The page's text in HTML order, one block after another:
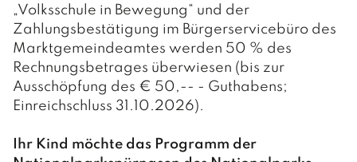
„Volksschule in Bewegung“ und der
Zahlungsbestätigung im Bürgerservicebüro des
Marktgemeindeamtes werden 50 % des
Rechnungsbetrages überwiesen (bis zur
Ausschöpfung des € 50,-- - Guthabens;
Einreichschluss 31.10.2026).
Ihr Kind möchte das Programm der